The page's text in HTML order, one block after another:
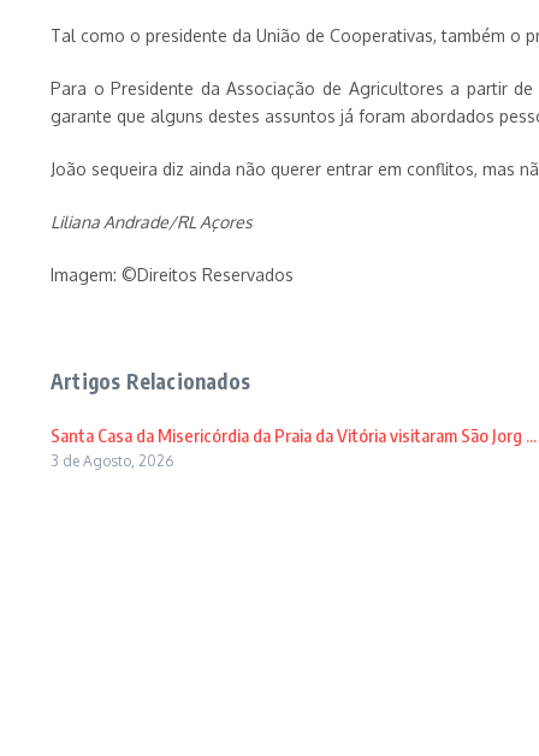
Tal como o presidente da União de Cooperativas, também o
Para o Presidente da Associação de Agricultores a partir
garante que alguns destes assuntos já foram abordados
João sequeira diz ainda não querer entrar em conflitos, mas
Liliana Andrade/RL Açores
Imagem: ©Direitos Reservados
Artigos Relacionados
Santa Casa da Misericórdia da Praia da Vitória visitaram São Jorg ...
3 de Agosto, 2026